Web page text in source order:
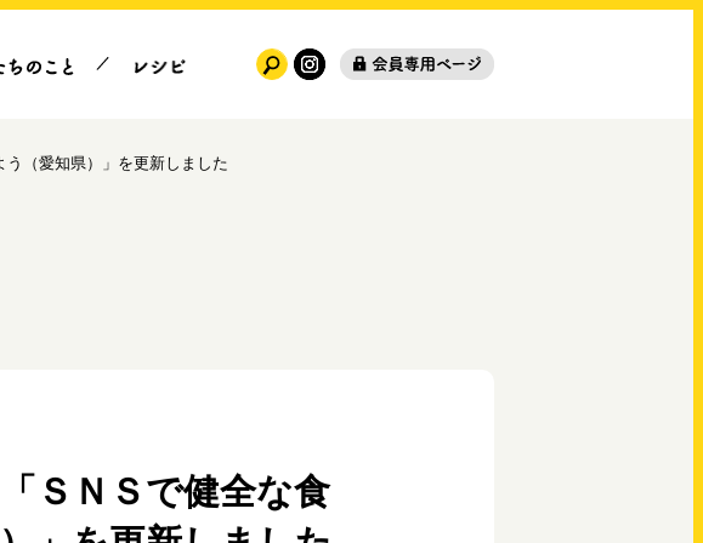
（愛知県）」を更新しました
ＳＮＳで健全な食